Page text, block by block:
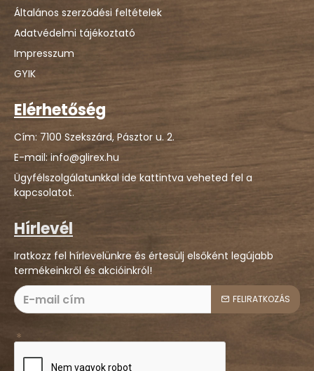
Általános szerződési feltételek
Adatvédelmi tájékoztató
Impresszum
GYIK
Elérhetőség
Cím: 7100 Szekszárd, Pásztor u. 2.
E-mail: info@glirex.hu
Ügyfélszolgálatunkkal ide kattintva veheted fel a
kapcsolatot.
Hírlevél
Iratkozz fel hírlevelünkre és értesülj elsőként legújabb
termékeinkről és akcióinkról!
FELIRATKOZÁS